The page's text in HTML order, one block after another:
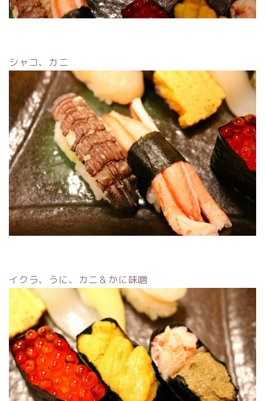
シャコ、カニ
イクラ、うに、カニ＆かに味噌